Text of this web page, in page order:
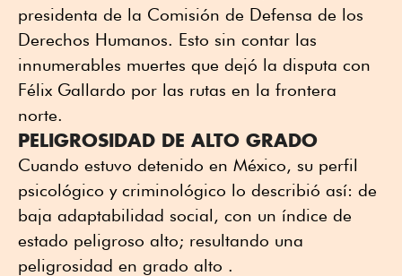
presidenta de la Comisión de Defensa de los
Derechos Humanos. Esto sin contar las
innumerables muertes que dejó la disputa con
Félix Gallardo por las rutas en la frontera
norte.
PELIGROSIDAD DE ALTO GRADO
Cuando estuvo detenido en México, su perfil
psicológico y criminológico lo describió así: de
baja adaptabilidad social, con un índice de
estado peligroso alto; resultando una
peligrosidad en grado alto .